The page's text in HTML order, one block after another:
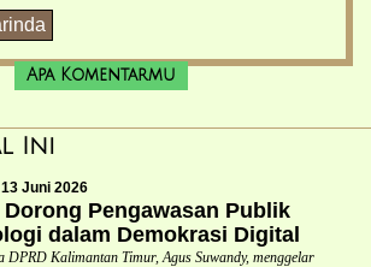
Apa Komentarmu
Ini
13 Juni 2026
Pengawasan Publik
dalam Demokrasi Digital
Kalimantan Timur, Agus Suwandy, menggelar